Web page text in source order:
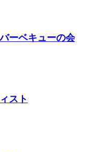
ーベキューの会
スト